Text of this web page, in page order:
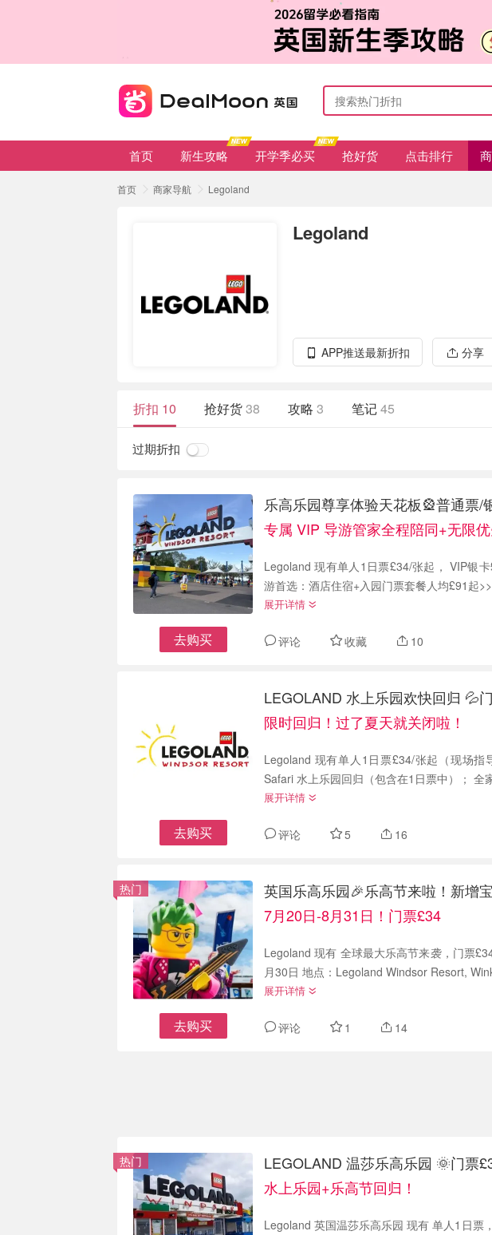
首页 新生攻略 开学季必买 抢好货 点击排行
首页 商家导航 Legoland
Legoland
APP推送最新折扣 分享
折扣 10 抢好货38 攻略 3 笔记45
过期折扣
去购买
乐高乐园尊享体验天花板🎡普通票/
专属 VIP 导游管家全程陪同+无限
Legoland 现有单人1日票£34/张起， VIP银
游首选：酒店住宿+入园门票套餐人均£91起
展开详情
评论 收藏 10
去购买
LEGOLAND 水上乐园欢快回归 💦
限时回归！过了夏天就关闭啦！
Legoland 现有单人1日票£34/张起（现场指
Safari 水上乐园回归（包含在1日票中）； 全
展开详情
评论 5 16
去购买
热门
英国乐高乐园🎉乐高节来啦！新增
7月20日-8月31日！门票£34
Legoland 现有 全球最大乐高节来袭，门票
月30日 地点：Legoland Windsor Resort,
展开详情
评论 1 14
热门
LEGOLAND 温莎乐高乐园 🌞门票
水上乐园+乐高节回归！
Legoland 英国温莎乐高乐园 现有 单人1日票